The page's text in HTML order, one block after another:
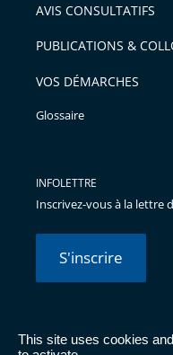
This site uses cookies
avant
AVIS CONSULTATIFS
PUBLICATIONS &
VOS DÉMARCHES
Glossaire
INFOLETTRE
Inscrivez-vous à la lettre
S'inscrire
© Conseil d'État 2026 -